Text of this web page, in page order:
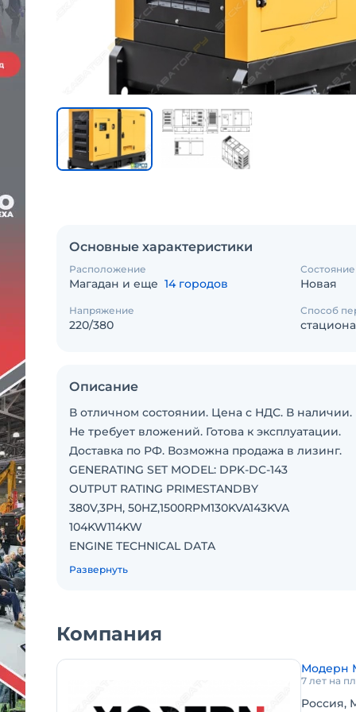
Основные характеристики
Расположение
Магадан и еще 14 городов Новая
Напряжение
220/380
Способ
Описание
В отличном состоянии. Цена с НДС. В наличии.
Не требует вложений. Готова к эксплуатации.
Доставка по РФ. Возможна продажа в лизинг.
GENERATING SET MODEL: DPK-DC-143
OUTPUT RATING PRIMESTANDBY
380V,3PH, 50HZ,1500RPM130KVA143KVA
104KW114KW
ENGINE TECHNICAL DATA
ENGINE MAKECUMMINS
CYLINDER ARRANGEMENTIN-LINE
BORE AND STROKE (mm)102 X 120
ASPIRATIONTURBOCHARGED & AIRCOOLED
Развернуть
Компания
Модерн
7 лет на
Россия,